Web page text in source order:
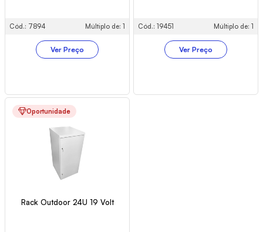
Cód.: 7894 Múltiplo de: 1
Ver Preço
Cód.: 19451 Múltiplo de: 1
Ver Preço
Oportunidade
Rack Outdoor 24U 19 Volt